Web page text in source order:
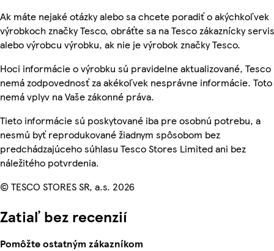
Ak máte nejaké otázky alebo sa chcete poradiť o akýchkoľvek
výrobkoch značky Tesco, obráťte sa na Tesco zákaznícky
alebo výrobcu výrobku, ak nie je výrobok značky Tesco.
Hoci informácie o výrobku sú pravidelne aktualizované, Tesco
nemá zodpovednosť za akékoľvek nesprávne informácie. Toto
nemá vplyv na Vaše zákonné práva.
Tieto informácie sú poskytované iba pre osobnú potrebu, a
nesmú byť reprodukované žiadnym spôsobom bez
predchádzajúceho súhlasu Tesco Stores Limited ani bez
náležitého potvrdenia.
© TESCO STORES SR, a.s. 2026
Zatiaľ bez recenzií
Pomôžte ostatným zákazníkom